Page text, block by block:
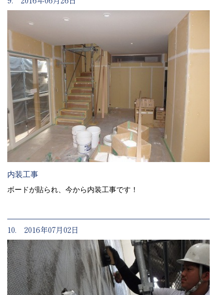
内装工事
ボードが貼られ、今から内装工事です！
10. 2016年07月02日